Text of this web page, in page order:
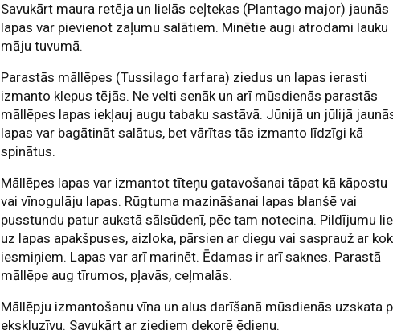
Savukārt maura retēja un lielās ceļtekas (Plantago major) jaunās
lapas var pievienot zaļumu salātiem. Minētie augi atrodami lauku
māju tuvumā.
Parastās māllēpes (Tussilago farfara) ziedus un lapas ierasti
izmanto klepus tējās. Ne velti senāk un arī mūsdienās parastās
māllēpes lapas iekļauj augu tabaku sastāvā. Jūnijā un jūlijā
lapas var bagātināt salātus, bet vārītas tās izmanto līdzīgi kā
spinātus.
Māllēpes lapas var izmantot tīteņu gatavošanai tāpat kā kāpostu
vai vīnogulāju lapas. Rūgtuma mazināšanai lapas blanšē vai
pusstundu patur aukstā sālsūdenī, pēc tam notecina. Pildījumu
uz lapas apakšpuses, aizloka, pārsien ar diegu vai sasprauž ar
iesmiņiem. Lapas var arī marinēt. Ēdamas ir arī saknes. Parastā
māllēpe aug tīrumos, pļavās, ceļmalās.
Māllēpju izmantošanu vīna un alus darīšanā mūsdienās uzskata
ekskluzīvu. Savukārt ar ziediem dekorē ēdienu.